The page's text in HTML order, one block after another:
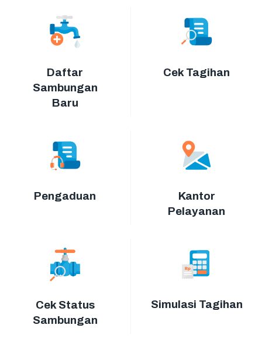
Daftar
Sambungan
Baru
Cek Tagihan
Pengaduan
Kantor
Pelayanan
Cek Status
Sambungan
Simulasi Tagihan